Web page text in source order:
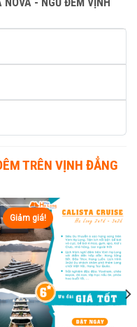
TRÊN VỊNH ĐẲNG
Giảm giá!